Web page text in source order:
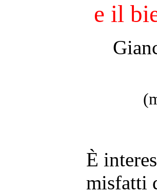
e il
È
misfatti